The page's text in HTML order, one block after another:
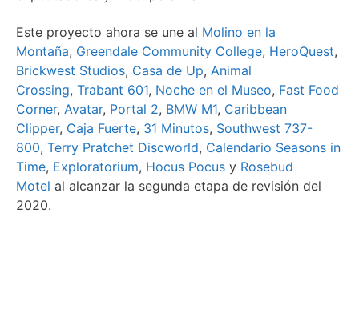
Este proyecto ahora se une al Molino en la
Montaña, Greendale Community College, HeroQuest,
Brickwest Studios, Casa de Up, Animal
Crossing, Trabant 601, Noche en el Museo, Fast Food
Corner, Avatar, Portal 2, BMW M1, Caribbean
Clipper, Caja Fuerte, 31 Minutos, Southwest 737-
800, Terry Pratchet Discworld, Calendario Seasons in
Time, Exploratorium, Hocus Pocus y Rosebud
Motel al alcanzar la segunda etapa de revisión del
2020.